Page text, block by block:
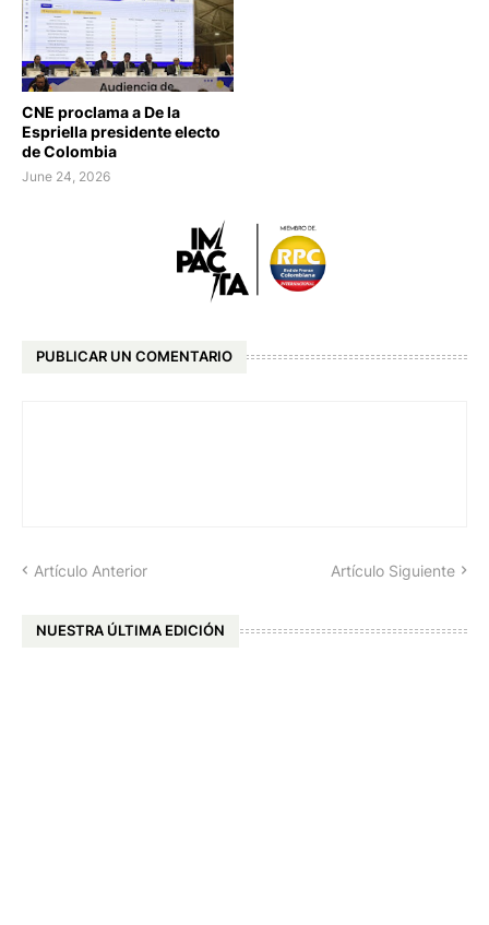
CNE proclama a De la
Espriella presidente electo
de Colombia
June 24, 2026
PUBLICAR UN COMENTARIO
Artículo Anterior Artículo Siguiente
NUESTRA ÚLTIMA EDICIÓN